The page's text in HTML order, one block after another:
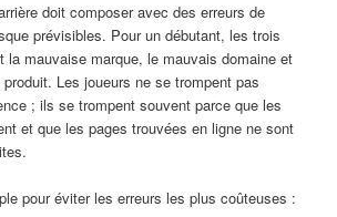
doit composer avec des erreurs de
prévisibles. Pour un débutant, les trois
la mauvaise marque, le mauvais domaine et
Les joueurs ne se trompent pas
; ils se trompent souvent parce que les
et que les pages trouvées en ligne ne sont
pour éviter les erreurs les plus coûteuses :